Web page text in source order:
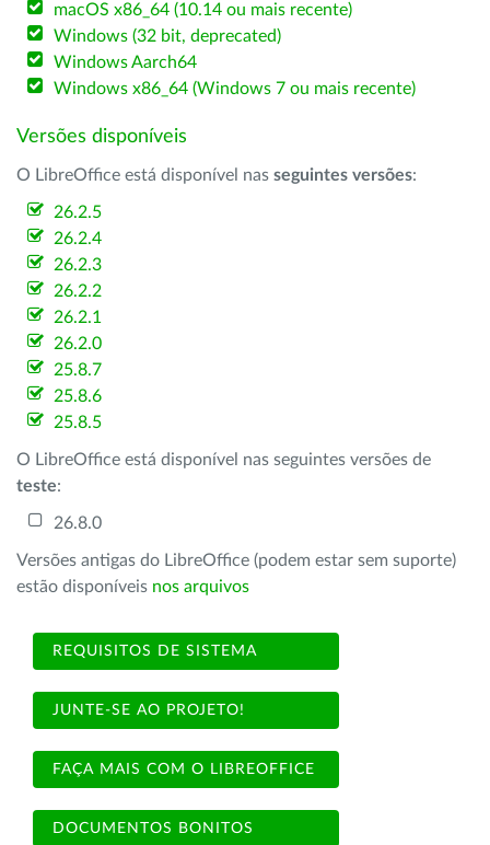
macOS x86_64 (10.14 ou mais recente)
Windows (32 bit, deprecated)
Windows Aarch64
Windows x86_64 (Windows 7 ou mais recente)
Versões disponíveis
O LibreOffice está disponível nas seguintes versões:
26.2.5
26.2.4
26.2.3
26.2.2
26.2.1
26.2.0
25.8.7
25.8.6
25.8.5
O LibreOffice está disponível nas seguintes versões de
teste:
26.8.0
Versões antigas do LibreOffice (podem estar sem suporte)
estão disponíveis nos arquivos
REQUISITOS DE SISTEMA
JUNTE-SE AO PROJETO!
FAÇA MAIS COM O LIBREOFFICE
DOCUMENTOS BONITOS